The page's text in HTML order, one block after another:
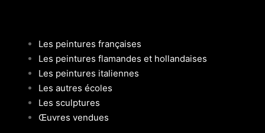
Les peintures françaises
Les peintures flamandes et hollandaises
Les peintures italiennes
Les autres écoles
Les sculptures
Œuvres vendues